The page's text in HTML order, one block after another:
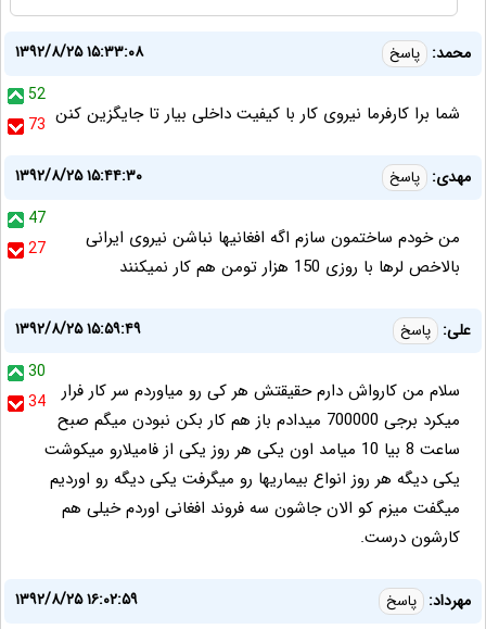
محمد: پاسخ
۱۳۹۲/۸/۲۵ ۱۵:۳۳:۰۸
52
73 شما برا کارفرما نیروی کار با کیفیت داخلی بیار تا جایگزین کنن
مهدی: پاسخ
۱۳۹۲/۸/۲۵ ۱۵:۴۴:۳۰
47
27
من خودم ساختمون سازم اگه افغانیها نباشن نیروی ایرانی
بالاخص لرها با روزی 150 هزار تومن هم کار نمیکنند
علی: پاسخ
۱۳۹۲/۸/۲۵ ۱۵:۵۹:۴۹
30
34
سلام من کارواش دارم حقیقتش هر کی رو میاوردم سر کار فرار
میکرد برجی 700000 میدادم باز هم کار بکن نبودن میگم صبح
ساعت 8 بیا 10 میامد اون یکی هر روز یکی از فامیلارو میکوشت
یکی دیگه هر روز انواع بیماریها رو میگرفت یکی دیگه رو اوردیم
میگفت میزم کو الان جاشون سه فروند افغانی اوردم خیلی هم
کارشون درست.
مهرداد: پاسخ
۱۳۹۲/۸/۲۵ ۱۶:۰۲:۵۹